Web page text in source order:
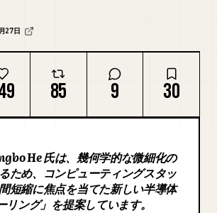
27日
85 9 30
He 氏は、幾何学的な微細化の
ため、コンピューティングスタッ
短縮に焦点を当てた新しい半導体
リング」を提案しています。